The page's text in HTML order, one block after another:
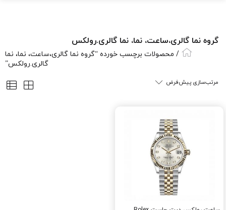
گروه نما گالری،ساعت، نما، نما گالری.رولکس
/ محصولات برچسب خورده “گروه نما گالری،ساعت، نما، نما
گالری.رولکس”